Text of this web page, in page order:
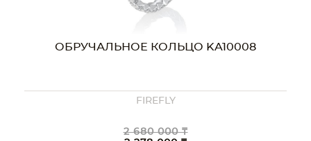
ОБРУЧАЛЬНОЕ КОЛЬЦО KA10008
FIREFLY
2 680 000 ₸